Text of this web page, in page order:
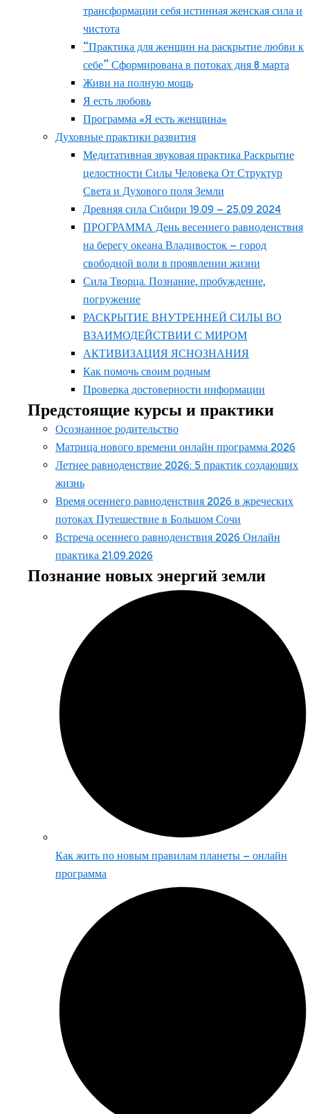
трансформации себя истинная женская сила и
чистота
“Практика для женщин на раскрытие любви к
себе” Сформирована в потоках дня 8 марта
Живи на полную мощь
Я есть любовь
Программа «Я есть женщина»
Духовные практики развития
Медитативная звуковая практика Раскрытие
целостности Силы Человека От Структур
Света и Духового поля Земли
Древняя сила Сибири 19.09 – 25.09 2024
ПРОГРАММА День весеннего равноденствия
на берегу океана Владивосток – город
свободной воли в проявлении жизни
Сила Творца. Познание, пробуждение,
погружение
РАСКРЫТИЕ ВНУТРЕННЕЙ СИЛЫ ВО
ВЗАИМОДЕЙСТВИИ С МИРОМ
АКТИВИЗАЦИЯ ЯСНОЗНАНИЯ
Как помочь своим родным
Проверка достоверности информации
Предстоящие курсы и практики
Осознанное родительство
Матрица нового времени онлайн программа 2026
Летнее равноденствие 2026: 5 практик создающих
жизнь
Время осеннего равноденствия 2026 в жреческих
потоках Путешествие в Большом Сочи
Встреча осеннего равноденствия 2026 Онлайн
практика 21.09.2026
Познание новых энергий земли
Как жить по новым правилам планеты – онлайн
программа